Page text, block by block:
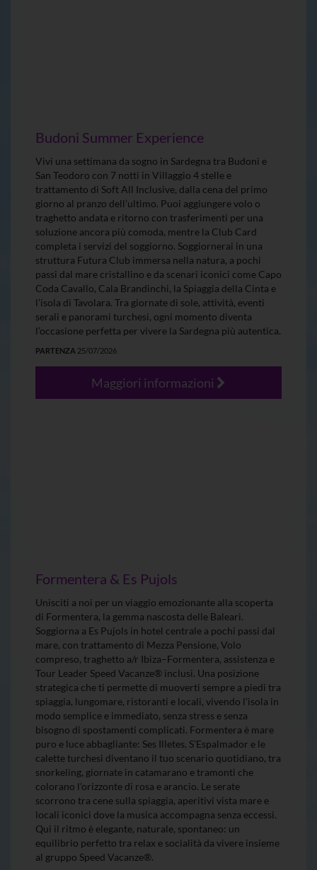
Budoni Summer Experience
Vivi una settimana da sogno in Sardegna tra Budoni e
San Teodoro con 7 notti in Villaggio 4 stelle e
trattamento di Soft All Inclusive, dalla cena del primo
giorno al pranzo dell’ultimo. Puoi aggiungere volo o
traghetto andata e ritorno con trasferimenti per una
soluzione ancora più comoda, mentre la Club Card
completa i servizi del soggiorno. Soggiornerai in una
struttura Futura Club immersa nella natura, a pochi
passi dal mare cristallino e da scenari iconici come Capo
Coda Cavallo, Cala Brandinchi, la Spiaggia della Cinta e
l’isola di Tavolara. Tra giornate di sole, attività, eventi
serali e panorami turchesi, ogni momento diventa
l’occasione perfetta per vivere la Sardegna più autentica.
PARTENZA 25/07/2026
Maggiori informazioni
Formentera & Es Pujols
Unisciti a noi per un viaggio emozionante alla scoperta
di Formentera, la gemma nascosta delle Baleari.
Soggiorna a Es Pujols in hotel centrale a pochi passi dal
mare, con trattamento di Mezza Pensione, Volo
compreso, traghetto a/r Ibiza–Formentera, assistenza e
Tour Leader Speed Vacanze® inclusi. Una posizione
strategica che ti permette di muoverti sempre a piedi tra
spiaggia, lungomare, ristoranti e locali, vivendo l’isola in
modo semplice e immediato, senza stress e senza
bisogno di spostamenti complicati. Formentera è mare
puro e luce abbagliante: Ses Illetes, S’Espalmador e le
calette turchesi diventano il tuo scenario quotidiano, tra
snorkeling, giornate in catamarano e tramonti che
colorano l’orizzonte di rosa e arancio. Le serate
scorrono tra cene sulla spiaggia, aperitivi vista mare e
locali iconici dove la musica accompagna senza eccessi.
Qui il ritmo è elegante, naturale, spontaneo: un
equilibrio perfetto tra relax e socialità da vivere insieme
al gruppo Speed Vacanze®.